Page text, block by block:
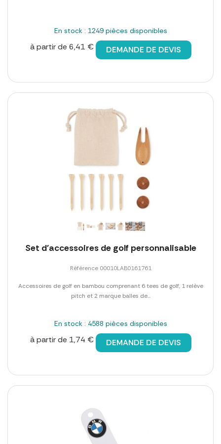
En stock : 1249 pièces disponibles
à partir de 6,41 € DEMANDE DE DEVIS
Set d'accessoires de golf personnalisable
Référence 00010LAB0161761
Accessoires de golf en bambou comprenant 6 tees de golf, 1 relève
pitch et 2 marque balles de...
En stock : 4588 pièces disponibles
à partir de 1,74 € DEMANDE DE DEVIS